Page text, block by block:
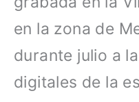
en la zona de
durante julio a
digitales de la